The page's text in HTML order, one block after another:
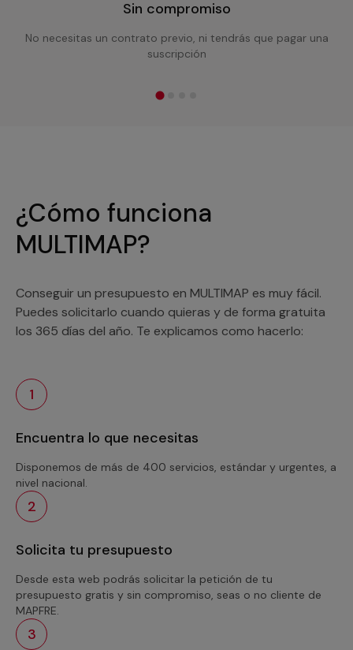
Sin compromiso
No necesitas un contrato previo, ni tendrás que pagar una
suscripción
¿Cómo funciona
MULTIMAP?
Conseguir un presupuesto en MULTIMAP es muy fácil.
Puedes solicitarlo cuando quieras y de forma gratuita
los 365 días del año. Te explicamos como hacerlo:
1
Encuentra lo que necesitas
Disponemos de más de 400 servicios, estándar y urgentes, a
nivel nacional.
2
Solicita tu presupuesto
Desde esta web podrás solicitar la petición de tu
presupuesto gratis y sin compromiso, seas o no cliente de
MAPFRE.
3